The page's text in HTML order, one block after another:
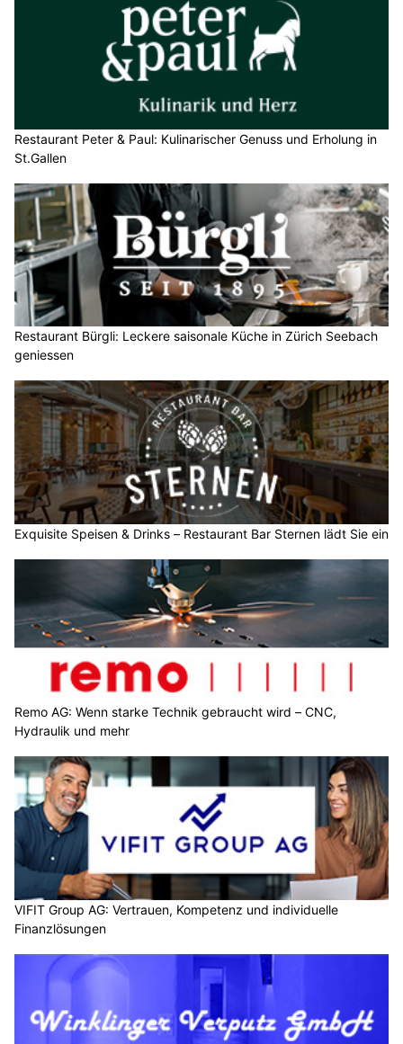
Restaurant Peter & Paul: Kulinarischer Genuss und Erholung in
St.Gallen
Restaurant Bürgli: Leckere saisonale Küche in Zürich Seebach
geniessen
Exquisite Speisen & Drinks – Restaurant Bar Sternen lädt Sie ein
Remo AG: Wenn starke Technik gebraucht wird – CNC,
Hydraulik und mehr
VIFIT Group AG: Vertrauen, Kompetenz und individuelle
Finanzlösungen